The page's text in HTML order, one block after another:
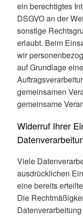
ein berechtigtes
DSGVO an der
sonstige
erlaubt. Beim
wir
auf Grundlage
gemeinsamen
gemeinsame
Widerruf Ihrer
Viele
ausdrücklichen
eine bereits
Die